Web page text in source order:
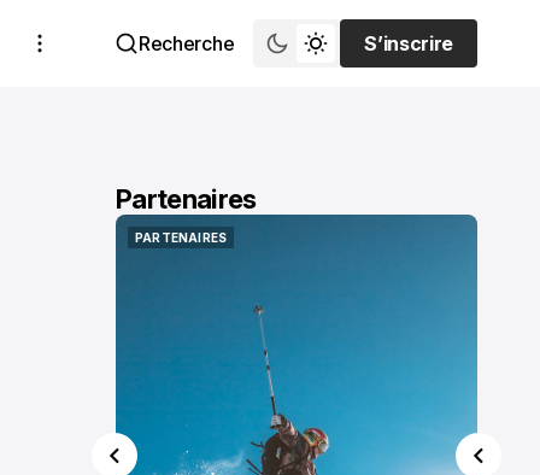
Recherche
S’inscrire
S’inscrire
Partenaires
PARTENAIRES